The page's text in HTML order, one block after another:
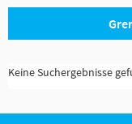
Keine Suchergebnisse